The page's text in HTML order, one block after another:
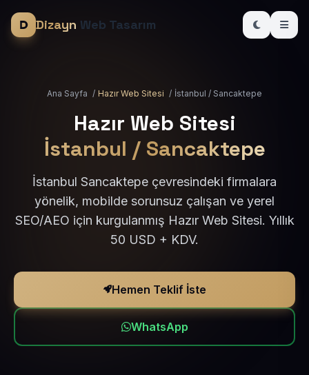
Dizayn Web Tasarım
Ana Sayfa / Hazır Web Sitesi / İstanbul / Sancaktepe
Hazır Web Sitesi
İstanbul / Sancaktepe
İstanbul Sancaktepe çevresindeki firmalara
yönelik, mobilde sorunsuz çalışan ve yerel
SEO/AEO için kurgulanmış Hazır Web Sitesi. Yıllık
50 USD + KDV.
Hemen Teklif İste
WhatsApp